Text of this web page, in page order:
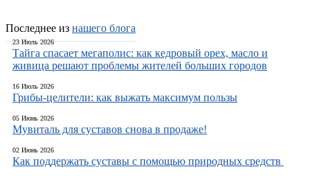
Последнее из нашего блога
23 Июль 2026
Тайга спасает мегаполис: как кедровый орех, масло и
живица решают проблемы жителей больших городов
16 Июль 2026
Грибы-целители: как выжать максимум пользы
05 Июнь 2026
Мувиталь для суставов снова в продаже!
02 Июнь 2026
Как поддержать суставы с помощью природных средств